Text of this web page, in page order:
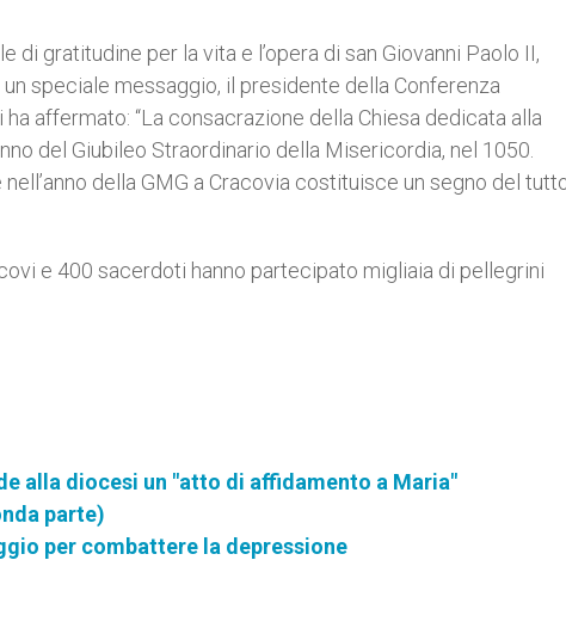
gratitudine per la vita e l’opera di san Giovanni Paolo II,
speciale messaggio, il presidente della Conferenza
affermato: “La consacrazione della Chiesa dedicata alla
del Giubileo Straordinario della Misericordia, nel 1050.
della GMG a Cracovia costituisce un segno del
e 400 sacerdoti hanno partecipato migliaia di pellegrini
alla diocesi un "atto di affidamento a Maria"
parte)
per combattere la depressione